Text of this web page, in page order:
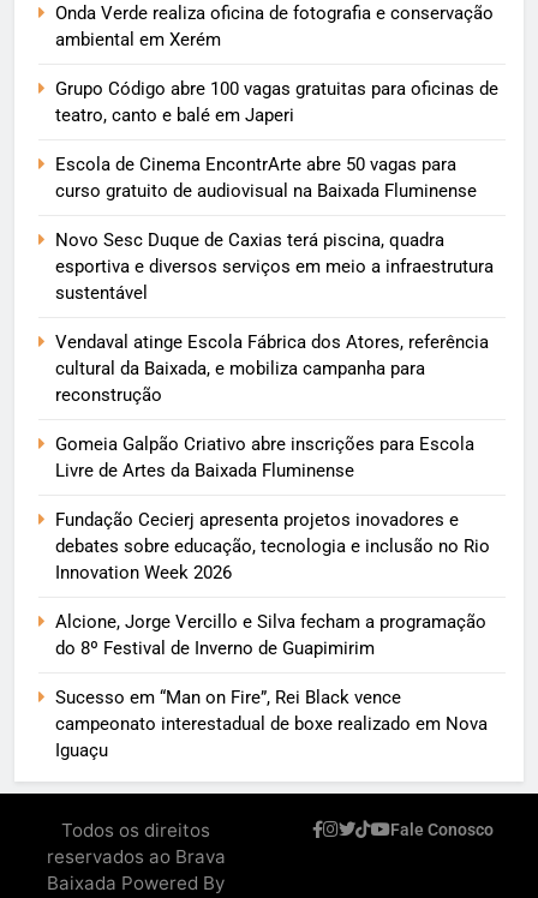
Onda Verde realiza oficina de fotografia e conservação
ambiental em Xerém
Grupo Código abre 100 vagas gratuitas para oficinas de
teatro, canto e balé em Japeri
Escola de Cinema EncontrArte abre 50 vagas para
curso gratuito de audiovisual na Baixada Fluminense
Novo Sesc Duque de Caxias terá piscina, quadra
esportiva e diversos serviços em meio a infraestrutura
sustentável
Vendaval atinge Escola Fábrica dos Atores, referência
cultural da Baixada, e mobiliza campanha para
reconstrução
Gomeia Galpão Criativo abre inscrições para Escola
Livre de Artes da Baixada Fluminense
Fundação Cecierj apresenta projetos inovadores e
debates sobre educação, tecnologia e inclusão no Rio
Innovation Week 2026
Alcione, Jorge Vercillo e Silva fecham a programação
do 8º Festival de Inverno de Guapimirim
Sucesso em “Man on Fire”, Rei Black vence
campeonato interestadual de boxe realizado em Nova
Iguaçu
Todos os direitos
reservados ao Brava
Baixada Powered By
Fale Conosco